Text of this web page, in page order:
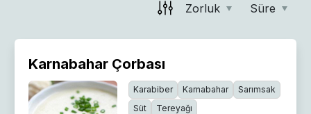
Zorluk Süre
Karnabahar Çorbası
Karabiber Karnabahar
Sarımsak
Süt
Tereyağı